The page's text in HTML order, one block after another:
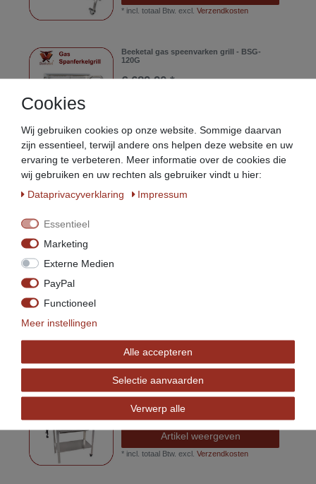
* incl. totaal Btw. excl.Verzendkosten
Beeketal gas speenvarken grill - BSG-
120G
€ 689,90 *
Beeketal speenvarken barbecue grill
€ 689,90 *
*incl. totaal Btw.excl.Verzendkosten
Beeketal kip grill spit braadrooster
shashlik spies grill BSG-90SG
€ 294,90 *
Artikel weergeven
* incl. totaal Btw. excl.Verzendkosten
Cookies
Wij gebruiken cookies op onze website. Sommige daarvan
zijn essentieel, terwijl andere ons helpen deze website en uw
ervaring te verbeteren. Meer informatie over de cookies die
wij gebruiken en uw rechten als gebruiker vindt u hier:
Data­privacy­verklaring
Impressum
Essentieel
Marketing
Externe Medien
PayPal
Functioneel
Meer instellingen
Alle accepteren
Selectie aanvaarden
Verwerp alle